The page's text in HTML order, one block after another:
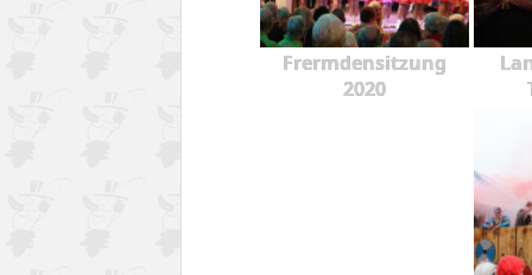
Frermdensitzung
2020